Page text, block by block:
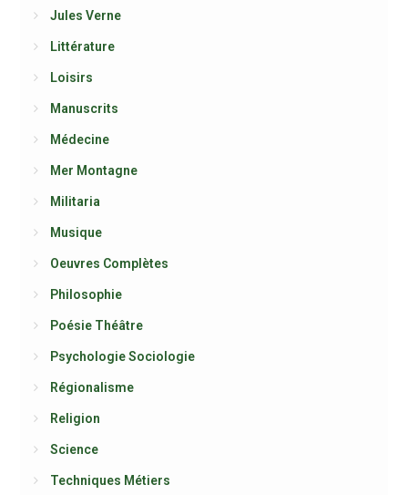
Jules Verne
Littérature
Loisirs
Manuscrits
Médecine
Mer Montagne
Militaria
Musique
Oeuvres Complètes
Philosophie
Poésie Théâtre
Psychologie Sociologie
Régionalisme
Religion
Science
Techniques Métiers